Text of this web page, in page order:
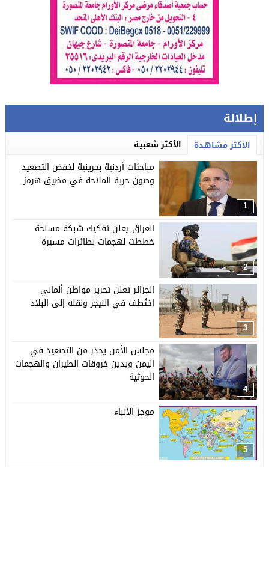
إطلالة
الأكثر مشاهدة الأكثر شعبية
1
مباحثات أردنية بحرينية لخفض التصعيد
وصون حرية الملاحة في مضيق هرمز
2
العراق يعلن تفكيك شبكة مسلحة
خططت لهجمات بطائرات مسيرة
3
الجزائر تعلن تحرير مواطن ألماني
اختُطف في النيجر ونقله إلى البلاد
4
مجلس الأمن يحذر من التصعيد في
اليمن ويدين خروقات الطيران والهجمات
الحوثية
5
موجز الأنباء